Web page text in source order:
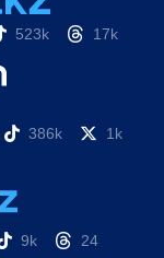
523k 17k
386k
1k
9k 24